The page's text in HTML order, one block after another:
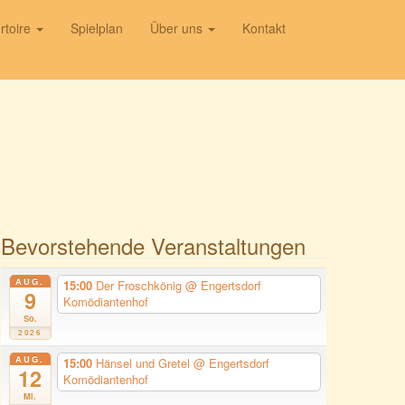
Spielplan Über uns Kontakt
Bevorstehende Veranstaltungen
AUG.
9
So.
2026
15:00 Der Froschkönig @ Engertsdorf
Komödiantenhof
AUG.
12
Mi.
15:00 Hänsel und Gretel @ Engertsdorf
Komödiantenhof